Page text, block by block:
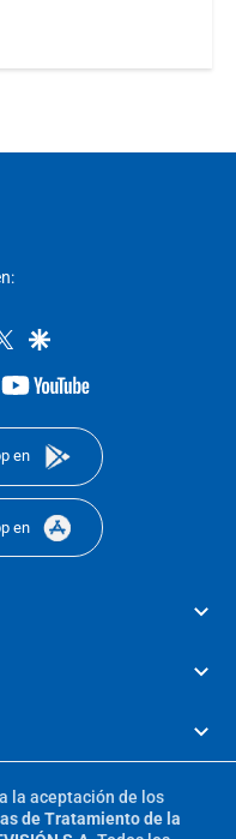
twittergoogle
youtube-
en
en
la aceptación de los
de Tratamiento de la